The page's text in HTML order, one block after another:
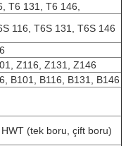
T6 131, T6 146,
116, T6S 131, T6S 146
Z116, Z131, Z146
B101, B116, B131, B146
HWT (tek boru, çift boru)